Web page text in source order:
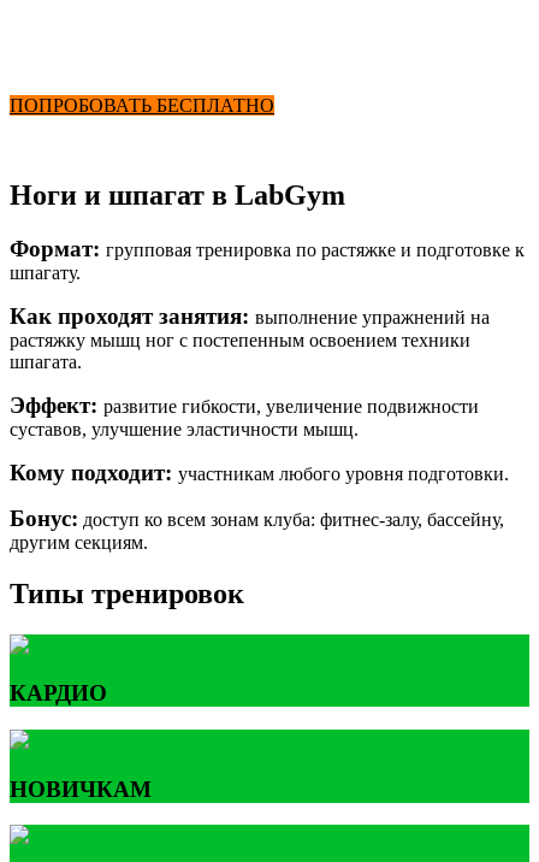
ПОПРОБОВАТЬ БЕСПЛАТНО
Ноги и шпагат в LabGym
Формат: групповая тренировка по растяжке и подготовке к
шпагату.
Как проходят занятия: выполнение упражнений на
растяжку мышц ног с постепенным освоением техники
шпагата.
Эффект: развитие гибкости, увеличение подвижности
суставов, улучшение эластичности мышц.
Кому подходит: участникам любого уровня подготовки.
Бонус: доступ ко всем зонам клуба: фитнес-залу, бассейну,
другим секциям.
Типы тренировок
КАРДИО
НОВИЧКАМ